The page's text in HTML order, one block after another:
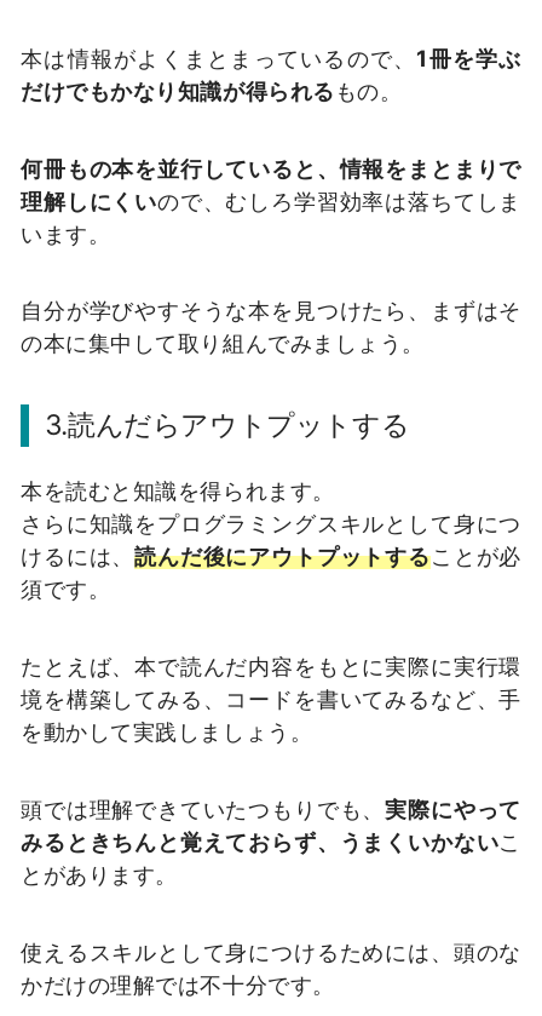
本は情報がよくまとまっているので、 1冊を学ぶ
だけでもかなり知識が得られる もの。
何冊もの本を並行していると、情報をまとまりで
理解しにくいので、むしろ学習効率は落ちてしま
います。
自分が学びやすそうな本を見つけたら、まずはそ
の本に集中して取り組んでみましょう。
3.読んだらアウトプットする
本を読むと知識を得られます。
さらに知識をプログラミングスキルとして身につ
けるには、読んだ後にアウトプットすることが必
須です。
たとえば、本で読んだ内容をもとに実際に実行環
境を構築してみる、コードを書いてみるなど、手
を動かして実践しましょう。
頭では理解できていたつもりでも、実際にやって
みるときちんと覚えておらず、うまくいかないこ
とがあります。
使えるスキルとして身につけるためには、頭のな
かだけの理解では不十分です。